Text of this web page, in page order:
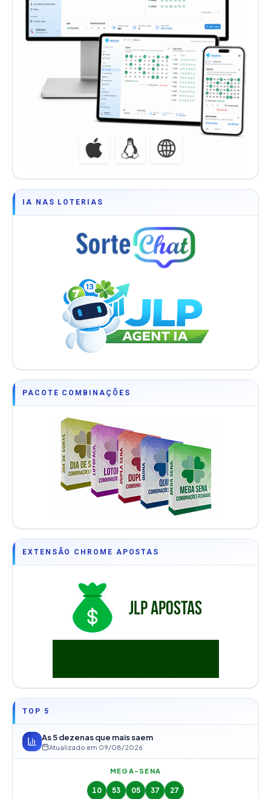
IA NAS LOTERIAS
PACOTE COMBINAÇÕES
EXTENSÃO CHROME APOSTAS
TOP 5
As 5 dezenas que mais saem
Atualizado em 09/08/2026
MEGA-SENA
10 53 05 37 27